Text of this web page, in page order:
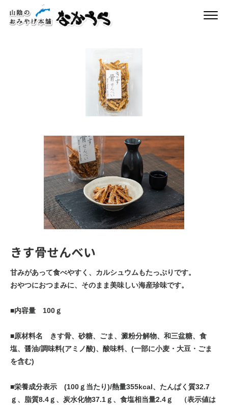
きす骨せんべい
甘みがあって食べやすく、カルシュウムもたっぷりです。
おやつにおつまみに、そのまま美味しい海産珍味です。
■内容量 100ｇ
■原材料名 きす骨、砂糖、ごま、澱粉分解物、和三盆糖、食
塩、醤油/調味料(アミノ酸)、酸味料、(一部に小麦・大豆・ごま
を含む)
■栄養成分表示 (100ｇ当たり)/熱量355kcal、たんぱく質32.7
ｇ、脂質8.4ｇ、炭水化物37.1ｇ、食塩相当量2.4ｇ （表示値は